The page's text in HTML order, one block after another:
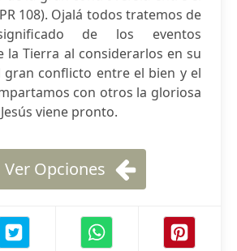
108). Ojalá todos tratemos de
de los eventos
la Tierra al considerarlos en su
gran conflicto entre el bien y el
con otros la gloriosa
viene pronto.
Ver Opciones